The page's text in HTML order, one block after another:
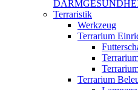
Terraristik
Werkzeug
Terrarium
Terrarium